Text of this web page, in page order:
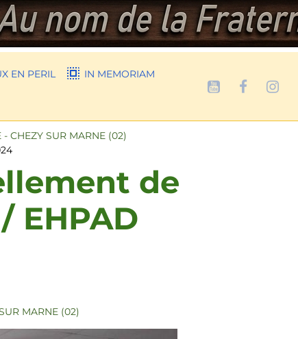
EN PERIL
IN MEMORIAM
CHEZY SUR MARNE (02)
de
EHPAD
MARNE (02)